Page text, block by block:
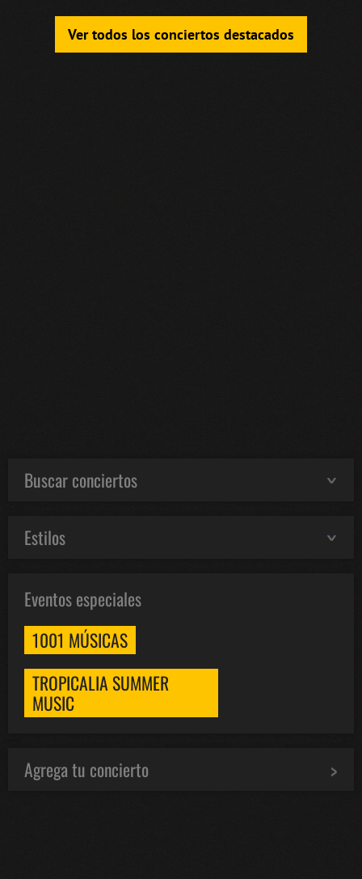
Ver todos los conciertos destacados
Buscar conciertos
Estilos
Eventos especiales
1001 MÚSICAS
TROPICALIA SUMMER
MUSIC
Agrega tu concierto